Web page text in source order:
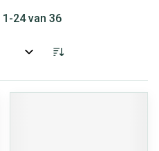
1 -24van 36